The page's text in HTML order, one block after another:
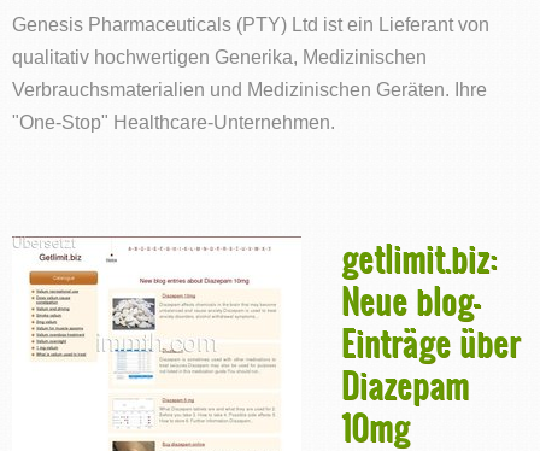
Genesis Pharmaceuticals (PTY) Ltd ist ein Lieferant von
qualitativ hochwertigen Generika, Medizinischen
Verbrauchsmaterialien und Medizinischen Geräten. Ihre
"One-Stop" Healthcare-Unternehmen.
getlimit.biz:
Neue blog-
Einträge über
Diazepam
10mg